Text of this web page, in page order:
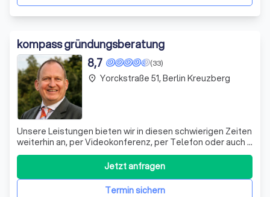
kompass gründungsberatung
(33)
8,7
Unsere Leistungen bieten wir in diesen schwierigen Zeiten
weiterhin an, per Videokonferenz, per Telefon oder auch -
mit den erforderlichen Sicherheitsmaßnahmen - vor Ort.
Beratung, Coaching und Finanzierung sind unsere
Standbeine. Wir verfügen über unterschiedliche, sich
ergänzende Kompetenzen und
Termin sichern
Jetzt anfragen
place Yorckstraße 51, Berlin Kreuzberg